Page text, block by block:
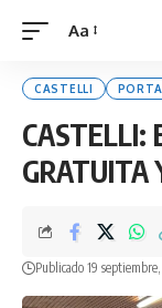
Font
Aa
CASTELLI
CASTELLI:
GRATUITA
Publicado 19